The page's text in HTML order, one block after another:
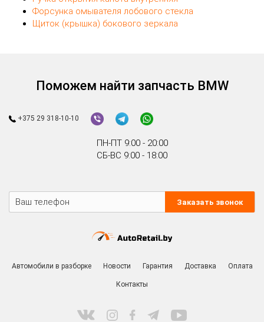
Форсунка омывателя лобового стекла
Щиток (крышка) бокового зеркала
Поможем найти запчасть BMW
+375 29 318-10-10
ПН-ПТ 9:00 - 20:00
СБ-ВС 9:00 - 18:00
Заказать звонок
Автомобили в разборке Новости Гарантия Доставка Оплата
Контакты